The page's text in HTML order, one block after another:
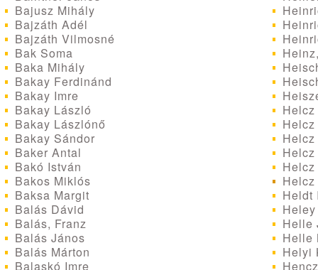
Bajusz Mihály
Bajzáth Adél
Bajzáth Vilmosné
Bak Soma
Baka Mihály
Bakay Ferdinánd
Bakay Imre
Bakay László
Bakay Lászlónő
Bakay Sándor
Baker Antal
Bakó István
Bakos Miklós
Baksa Margit
Balás Dávid
Balás, Franz
Balás János
Balás Márton
Balaskó Imre
Heldt
Helle
Helle
Helyi